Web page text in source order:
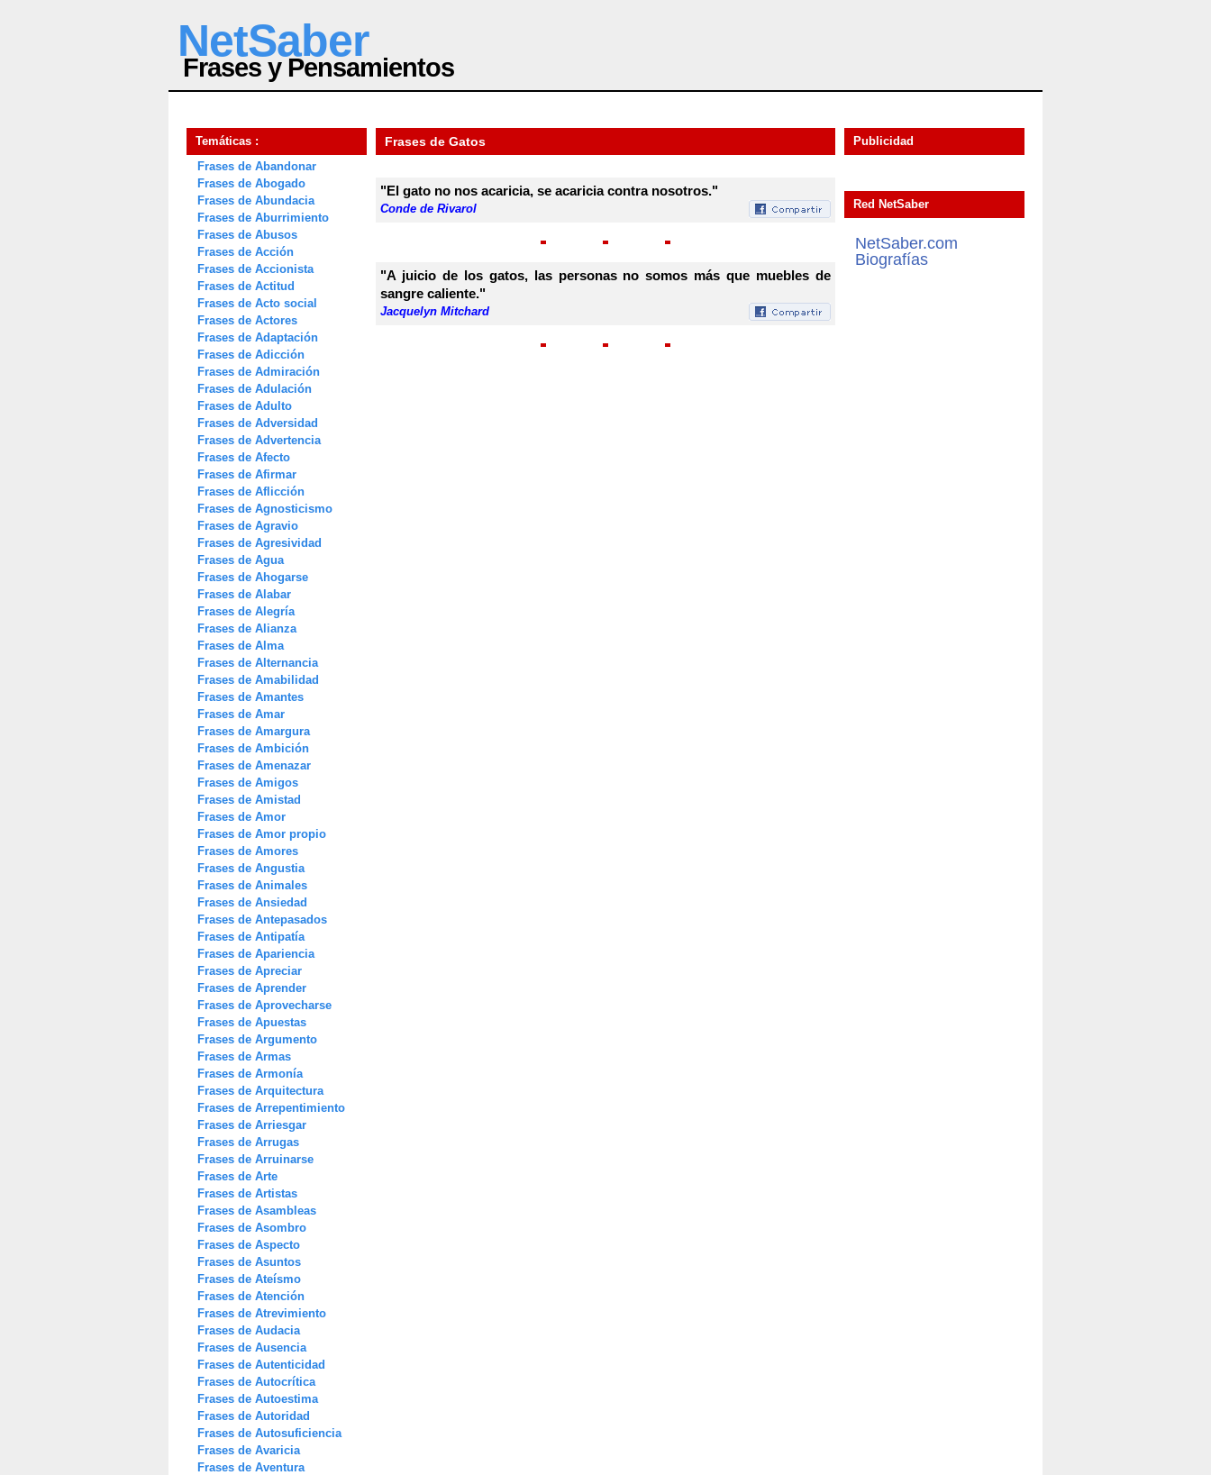
NetSaber
Frases y Pensamientos
Temáticas :
Frases de Abandonar
Frases de Abogado
Frases de Abundacia
Frases de Aburrimiento
Frases de Abusos
Frases de Acción
Frases de Accionista
Frases de Actitud
Frases de Acto social
Frases de Actores
Frases de Adaptación
Frases de Adicción
Frases de Admiración
Frases de Adulación
Frases de Adulto
Frases de Adversidad
Frases de Advertencia
Frases de Afecto
Frases de Afirmar
Frases de Aflicción
Frases de Agnosticismo
Frases de Agravio
Frases de Agresividad
Frases de Agua
Frases de Ahogarse
Frases de Alabar
Frases de Alegría
Frases de Alianza
Frases de Alma
Frases de Alternancia
Frases de Amabilidad
Frases de Amantes
Frases de Amar
Frases de Amargura
Frases de Ambición
Frases de Amenazar
Frases de Amigos
Frases de Amistad
Frases de Amor
Frases de Amor propio
Frases de Amores
Frases de Angustia
Frases de Animales
Frases de Ansiedad
Frases de Antepasados
Frases de Antipatía
Frases de Apariencia
Frases de Apreciar
Frases de Aprender
Frases de Aprovecharse
Frases de Apuestas
Frases de Argumento
Frases de Armas
Frases de Armonía
Frases de Arquitectura
Frases de Arrepentimiento
Frases de Arriesgar
Frases de Arrugas
Frases de Arruinarse
Frases de Arte
Frases de Artistas
Frases de Asambleas
Frases de Asombro
Frases de Aspecto
Frases de Asuntos
Frases de Ateísmo
Frases de Atención
Frases de Atrevimiento
Frases de Audacia
Frases de Ausencia
Frases de Autenticidad
Frases de Autocrítica
Frases de Autoestima
Frases de Autoridad
Frases de Autosuficiencia
Frases de Avaricia
Frases de Aventura
Frases de Gatos
"El gato no nos acaricia, se acaricia contra nosotros."
Conde de Rivarol
"A juicio de los gatos, las personas no somos más que muebles de
sangre caliente."
Jacquelyn Mitchard
Publicidad
Red NetSaber
NetSaber.com
Biografías